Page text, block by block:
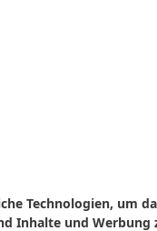
Technologien, um
Inhalte und